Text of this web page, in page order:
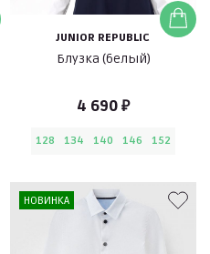
JUNIOR REPUBLIC
Блузка (белый)
4 690 ₽
128 134 140 146 152
НОВИНКА